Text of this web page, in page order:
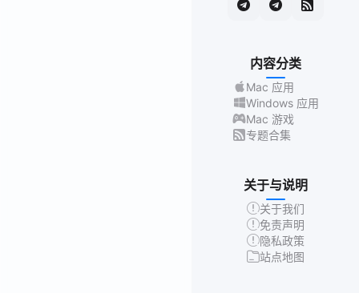
内容分类
Mac 应用
Windows 应用
Mac 游戏
专题合集
关于与说明
关于我们
免责声明
隐私政策
站点地图